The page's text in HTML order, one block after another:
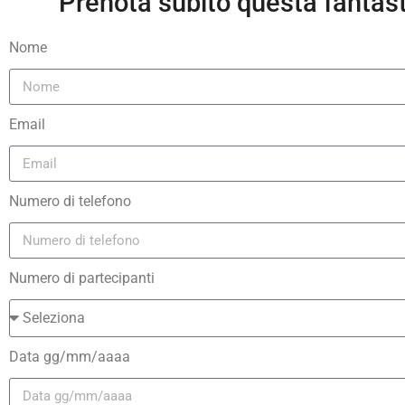
Nome
Email
Numero di telefono
Numero di partecipanti
Data gg/mm/aaaa